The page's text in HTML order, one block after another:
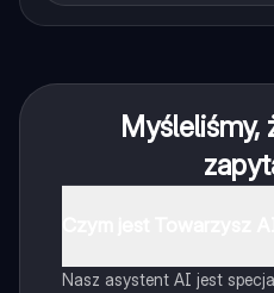
Myśleliśmy,
Nasz asystent AI jest